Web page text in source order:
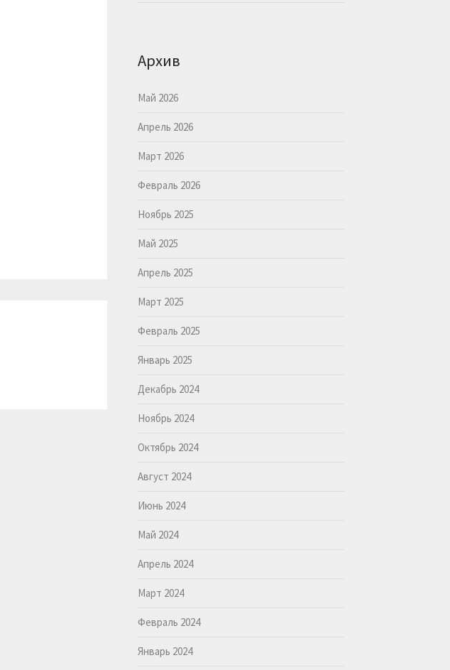
Архив
Май 2026
Апрель 2026
Март 2026
Февраль 2026
Ноябрь 2025
Май 2025
Апрель 2025
Март 2025
Февраль 2025
Январь 2025
Декабрь 2024
Ноябрь 2024
Октябрь 2024
Август 2024
Июнь 2024
Май 2024
Апрель 2024
Март 2024
Февраль 2024
Январь 2024